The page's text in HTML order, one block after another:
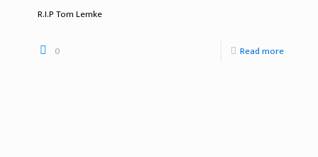
R.I.P Tom Lemke
0 Read more